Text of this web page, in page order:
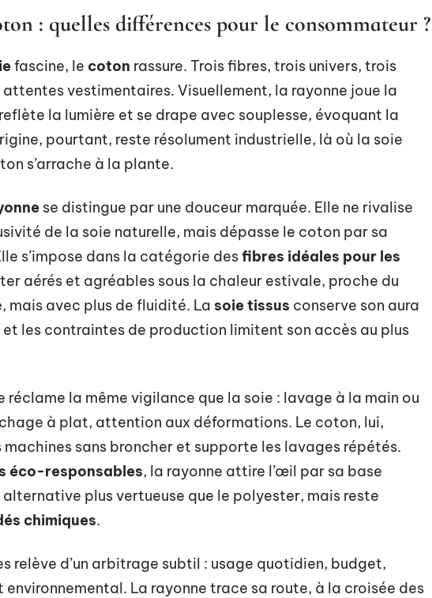
: quelles différences pour le consommateur ?
fascine, le coton rassure. Trois fibres, trois univers, trois
vestimentaires. Visuellement, la rayonne joue la
la lumière et se drape avec souplesse, évoquant la
pourtant, reste résolument industrielle, là où la soie
s’arrache à la plante.
se distingue par une douceur marquée. Elle ne rivalise
de la soie naturelle, mais dépasse le coton par sa
s’impose dans la catégorie desfibres idéales pour les
aérés et agréables sous la chaleur estivale, proche du
avec plus de fluidité. La soie tissus conserve son aura
et les contraintes de production limitent son accès au plus
réclame la même vigilance que la soie : lavage à la main ou
à plat, attention aux déformations. Le coton, lui,
sans broncher et supporte les lavages répétés.
éco-responsables, la rayonne attire l’œil par sa base
plus vertueuse que le polyester, mais reste
chimiques.
relève d’un arbitrage subtil : usage quotidien, budget,
La rayonne trace sa route, à la croisée des